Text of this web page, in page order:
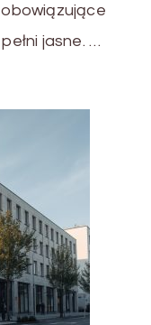
jasne. …